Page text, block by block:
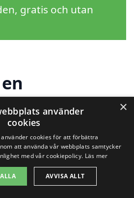
gratis och utan
för
i andra
×
använder
cookies
cookies för att förbättra
att använda vår webbplats samtycker
med vår cookiepolicy. Läs mer
AVVISA ALLT